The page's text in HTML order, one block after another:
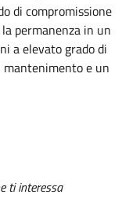
di compromissione
permanenza in un
a elevato grado di
e un
ti interessa